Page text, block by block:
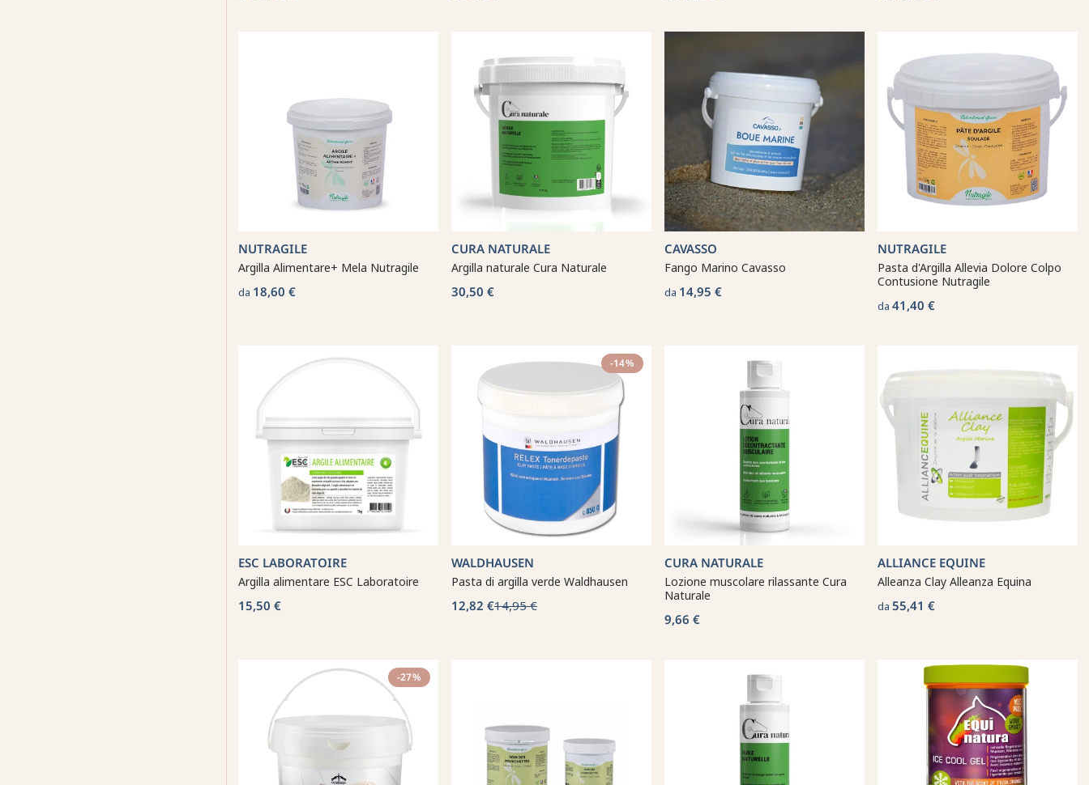
NUTRAGILE
Argilla Alimentare+ Mela Nutragile
da 18,60 €
CURA NATURALE
Argilla naturale Cura Naturale
30,50 €
CAVASSO
Fango Marino Cavasso
da 14,95 €
NUTRAGILE
Pasta d'Argilla Allevia Dolore Colpo
Contusione Nutragile
da 41,40 €
ESC LABORATOIRE
Argilla alimentare ESC Laboratoire
15,50 €
-14%
WALDHAUSEN
Pasta di argilla verde Waldhausen
12,82 €14,95 €
CURA NATURALE
Lozione muscolare rilassante Cura
Naturale
9,66 €
ALLIANCE EQUINE
Alleanza Clay Alleanza Equina
da 55,41 €
-27%